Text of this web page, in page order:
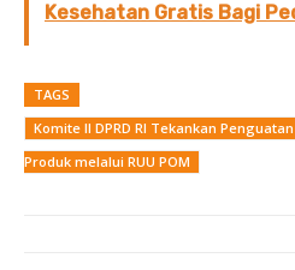
Kesehatan Gratis Bagi
TAGS
Komite II DPRD RI Tekankan
Produk melalui RUU POM